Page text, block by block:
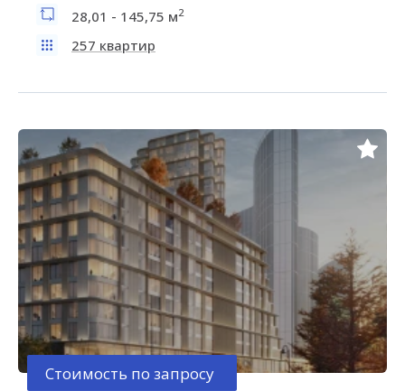
28,01 - 145,75 м2
257 квартир
Стоимость по запросу